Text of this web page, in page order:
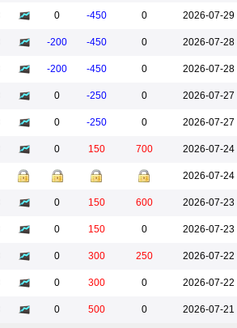
0 -450 0 2026-07-29
-200 -450 0 2026-07-28
-200 -450 0 2026-07-28
0 -250 0 2026-07-27
0 -250 0 2026-07-27
0 150 700 2026-07-24
2026-07-24
0 150 600 2026-07-23
0 150 0 2026-07-23
0 300 250 2026-07-22
0 300 0 2026-07-22
0 500 0 2026-07-21